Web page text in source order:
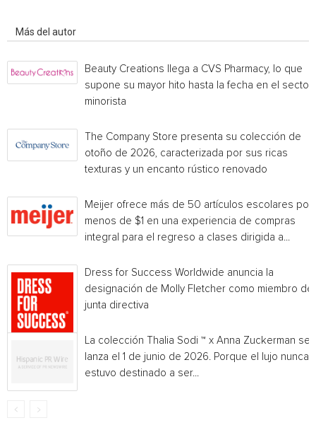
Más del autor
Beauty Creations llega a CVS Pharmacy, lo que
supone su mayor hito hasta la fecha en el sector
minorista
The Company Store presenta su colección de
otoño de 2026, caracterizada por sus ricas
texturas y un encanto rústico renovado
Meijer ofrece más de 50 artículos escolares por
menos de $1 en una experiencia de compras
integral para el regreso a clases dirigida a...
Dress for Success Worldwide anuncia la
designación de Molly Fletcher como miembro de
junta directiva
La colección Thalia Sodi ™ x Anna Zuckerman se
lanza el 1 de junio de 2026. Porque el lujo nunca
estuvo destinado a ser...